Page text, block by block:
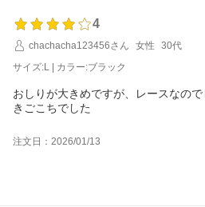
4
chachacha123456さん
女性
30代
サイズ:L | カラー:ブラック
おしりが大きめですが、レースなの
きごこちでした
注文日：2026/01/13